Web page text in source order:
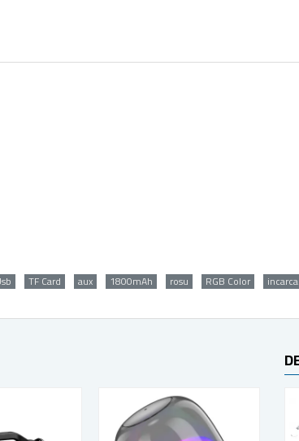
TF Card aux 1800mAh rosu RGB Color